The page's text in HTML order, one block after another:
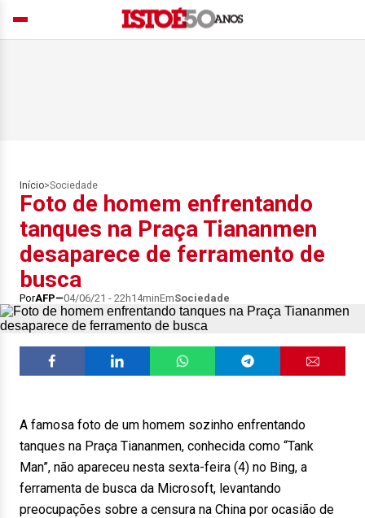
Início>Sociedade
Foto de homem enfrentando
tanques na Praça Tiananmen
desaparece de ferramento de
busca
PorAFP 04/06/21 - 22h14minEmSociedade
A famosa foto de um homem sozinho enfrentando
tanques na Praça Tiananmen, conhecida como “Tank
Man”, não apareceu nesta sexta-feira (4) no Bing, a
ferramenta de busca da Microsoft, levantando
preocupações sobre a censura na China por ocasião de